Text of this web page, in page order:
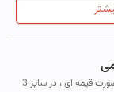
گوشت قیمه ایی از ران گوساله به صورت قیمه ای ، در سایز 3